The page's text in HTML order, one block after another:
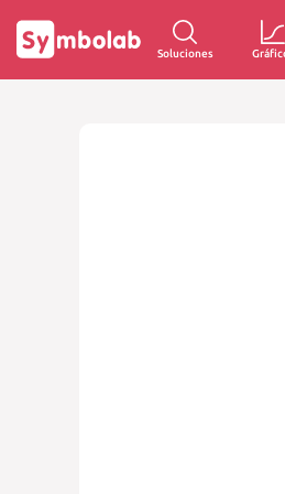
Soluciones